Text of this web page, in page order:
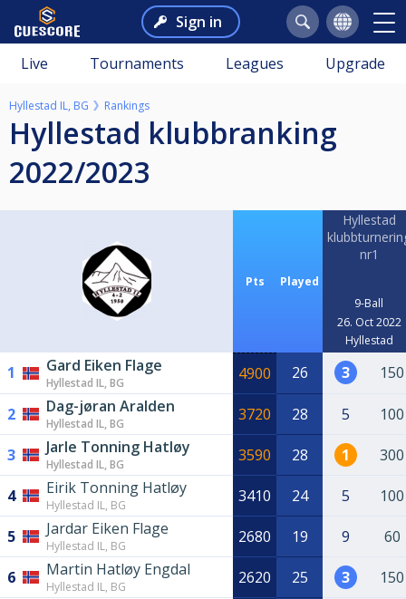
Sign in
Live Tournaments Leagues Upgrade
Hyllestad IL, BG Rankings
Hyllestad klubbranking
2022/2023
Pts Played
Hyllestad
nr1
9-Ball
26. Oct 2022
Hyllestad
1 Gard Eiken Flage
Hyllestad IL, BG 4900 26 3 150
2 Dag-jøran Aralden
Hyllestad IL, BG 3720 28 5 100
3 Jarle Tonning Hatløy
Hyllestad IL, BG 3590 28 1 300
4 Eirik Tonning Hatløy
Hyllestad IL, BG 3410 24 5 100
5 Jardar Eiken Flage
Hyllestad IL, BG 2680 19 9 60
6 Martin Hatløy Engdal
Hyllestad IL, BG 2620 25 3 150